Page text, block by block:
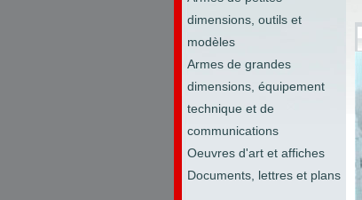
dimensions, outils et
modèles
Armes de grandes
dimensions, équipement
technique et de
communications
Oeuvres d'art et affiches
Documents, lettres et plans